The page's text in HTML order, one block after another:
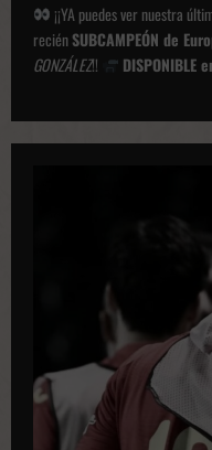
¡¡YA puedes ver nuestra
reciénSUBCAMPEÓN de
GONZÁLEZ!! DISPONIBLE